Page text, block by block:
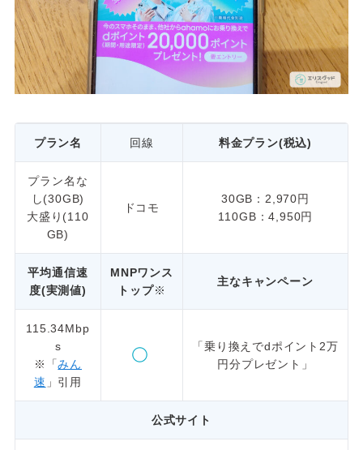
プラン名 回線 料金プラン(税込)
プラン名な
し(30GB)
大盛り(110
GB)
ドコモ
30GB：2,970円
110GB：4,950円
平均通信速
度(実測値)
MNPワンス
トップ※
主なキャンペーン
115.34Mbp
s
※「みん
速 」引用
「乗り換えでdポイント2万
円分プレゼント」
公式サイト